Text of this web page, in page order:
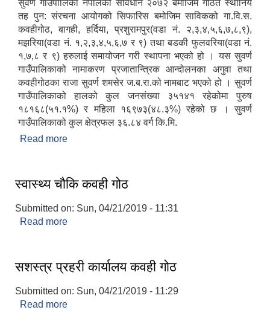
सुवर्ण गाउँपालिका नेपालको संविधान २०७२ बमोजिम गठित स्थानिय
तह पुन: संरचना आयोगको सिफारिस बमोजिम साविकको गा.वि.स.
कवहीगोठ, बागही, हर्दिया, प्रशुरामपुर(वडा नं. २,३,४,५,६,७,८,९),
मझरिया(वडा नं. १,२,३,४,५,६,७ र ९) तथा बडकी फुलवरिया(वडा नं.
१,७,८ र ९) हरुलाई समायोजन गरी स्थापना भएको हो । यस सुवर्ण
गाउँपालिकाको नामाकरण प्रजातान्त्रिक आन्दोलनका अगुवा तथा
कवहीगोठका राजा सुवर्ण शमसेर ज.ब.रा.को नामबाट भएको हो । सुवर्ण
गाउँपालिकाको हालको कुल जनसंख्या ३५१४१ रहेकोमा पुरुष
१८१६८(५१.१%) र महिला १६९७३(४८.३%) रहेको छ । सुवर्ण
गाउँपालिकाको कुल क्षेत्रफल ३६.८४ वर्ग कि.मि.
Read more
स्वास्थ्य चौकि कवही गोठ
Submitted on: Sun, 04/21/2019 - 11:31
Read more
सशस्त्र प्रहरी कार्यालय कवही गोठ
Submitted on: Sun, 04/21/2019 - 11:29
Read more